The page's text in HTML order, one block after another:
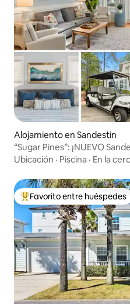
Alojamiento en Sandestin
“Sugar Pines”: ¡NUEVO
Ubicación · Piscina · En la
Favorito entre huéspedes
Favorito entre huéspedes